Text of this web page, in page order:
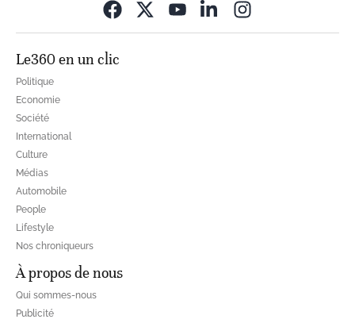
Le360 en un clic
Politique
Economie
Société
International
Culture
Médias
Automobile
People
Lifestyle
Nos chroniqueurs
À propos de nous
Qui sommes-nous
Publicité